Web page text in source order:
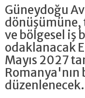
Güneydoğu
dönüşümüne,
ve bölgesel iş
odaklanacak
Mayıs 2027
düzenlenecek.